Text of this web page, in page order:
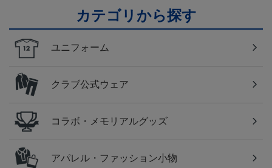
カテゴリから探す
ユニフォーム
クラブ公式ウェア
コラボ・メモリアルグッズ
アパレル・ファッション小物